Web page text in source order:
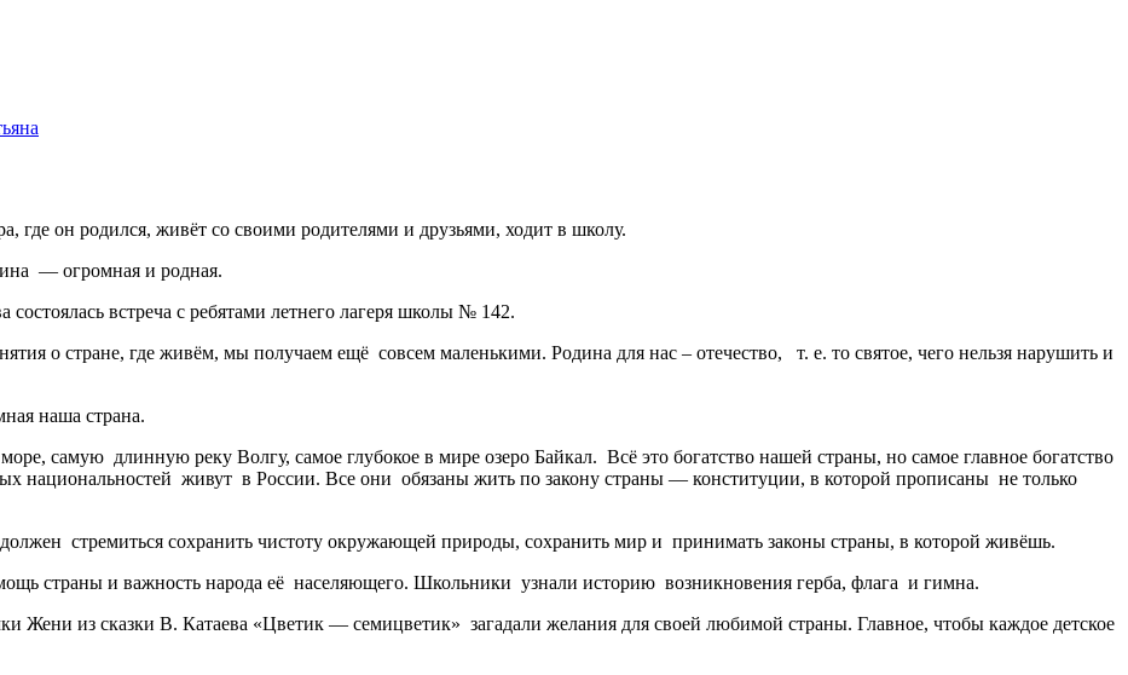
где он родился, живёт со своими родителями и друзьями, ходит в школу.
— огромная и родная.
встреча с ребятами летнего лагеря школы № 142.
о стране, где живём, мы получаем ещё совсем маленькими. Родина для нас – отечество, т. е. то святое, чего нельзя нарушить и
наша страна.
самую длинную реку Волгу, самое глубокое в мире озеро Байкал. Всё это богатство нашей страны, но самое главное богатство
национальностей живут в России. Все они обязаны жить по закону страны — конституции, в которой прописаны не только
стремиться сохранить чистоту окружающей природы, сохранить мир и принимать законы страны, в которой живёшь.
страны и важность народа её населяющего. Школьники узнали историю возникновения герба, флага и гимна.
Жени из сказки В. Катаева «Цветик — семицветик» загадали желания для своей любимой страны. Главное, чтобы каждое детское